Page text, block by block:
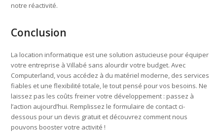
notre réactivité.
Conclusion
La location informatique est une solution astucieuse pour équiper
votre entreprise à Villabé sans alourdir votre budget. Avec
Computerland, vous accédez à du matériel moderne, des services
fiables et une flexibilité totale, le tout pensé pour vos besoins. Ne
laissez pas les coûts freiner votre développement : passez à
l’action aujourd’hui. Remplissez le formulaire de contact ci-
dessous pour un devis gratuit et découvrez comment nous
pouvons booster votre activité !